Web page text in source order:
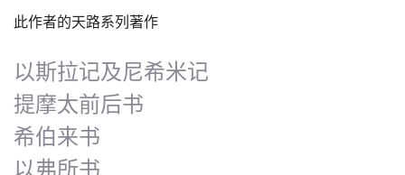
此作者的天路系列著作
以斯拉记及尼希米记
提摩太前后书
希伯来书
以弗所书